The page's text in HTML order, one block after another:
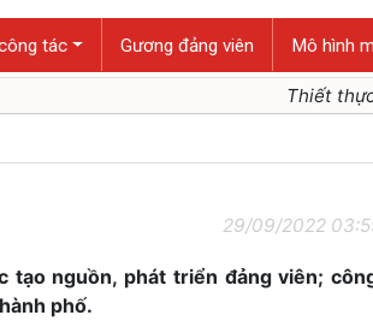
tác Gương đảng viên Mô hình
Thiết thực lập
29/09/2022
tạo nguồn, phát triển đảng viên;
phố.